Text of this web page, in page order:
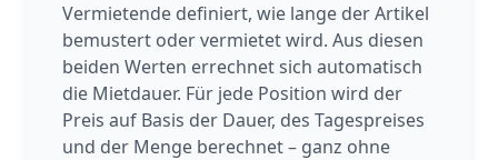
Vermietende definiert, wie lange der Artikel
bemustert oder vermietet wird. Aus diesen
beiden Werten errechnet sich automatisch
die Mietdauer. Für jede Position wird der
Preis auf Basis der Dauer, des Tagespreises
und der Menge berechnet – ganz ohne